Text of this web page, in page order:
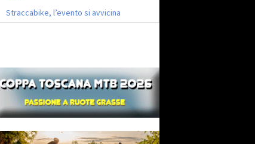
Straccabike, l’evento si avvicina